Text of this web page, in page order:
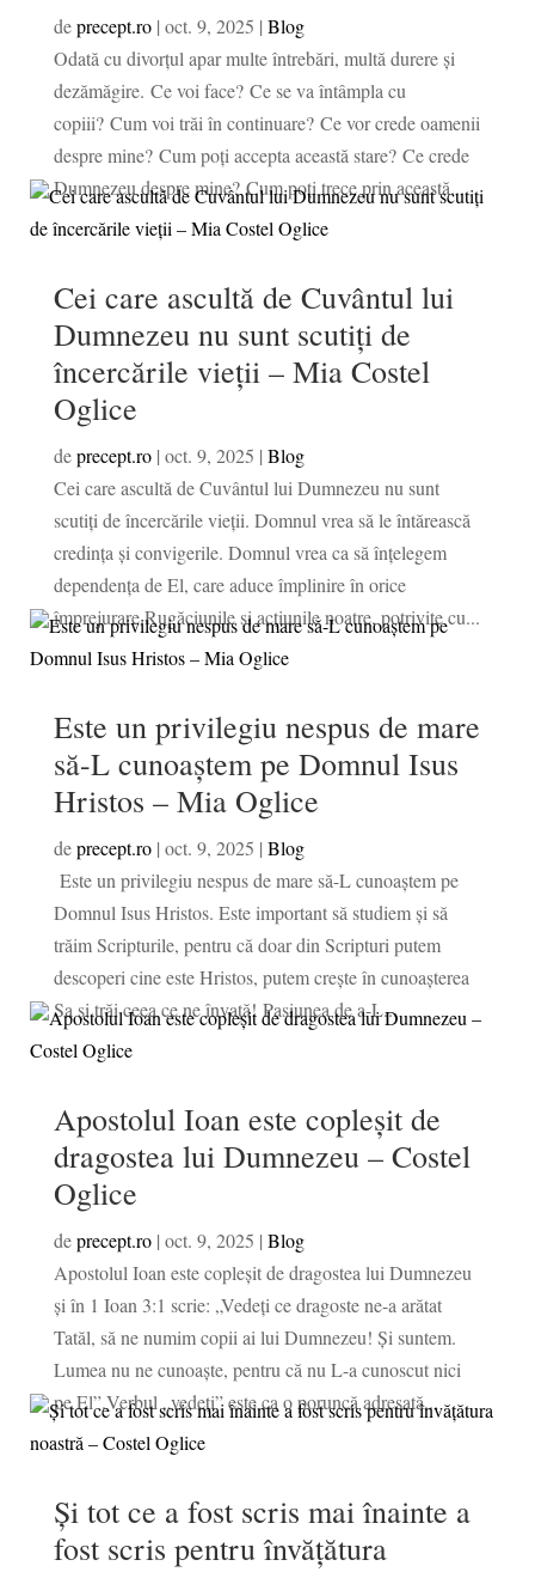
deprecept.ro| oct. 9, 2025 | Blog
Odată cu divorţul apar multe întrebări, multă durere şi
dezămăgire. Ce voi face? Ce se va întâmpla cu
copiii? Cum voi trăi în continuare? Ce vor crede oamenii
despre mine? Cum poţi accepta această stare? Ce crede
Dumnezeu despre mine? Cum poţi trece prin această...
Cei care ascultă de Cuvântul lui
Dumnezeu nu sunt scutiți de
încercările vieții – Mia Costel
Oglice
deprecept.ro| oct. 9, 2025 | Blog
Cei care ascultă de Cuvântul lui Dumnezeu nu sunt
scutiți de încercările vieții. Domnul vrea să le întărească
credința și convigerile. Domnul vrea ca să înțelegem
dependența de El, care aduce împlinire în orice
împrejurare.Rugăciunile și acțiunile noatre, potrivite cu...
Este un privilegiu nespus de mare
să-L cunoaștem pe Domnul Isus
Hristos – Mia Oglice
deprecept.ro| oct. 9, 2025 | Blog
Este un privilegiu nespus de mare să-L cunoaștem pe
Domnul Isus Hristos. Este important să studiem și să
trăim Scripturile, pentru că doar din Scripturi putem
descoperi cine este Hristos, putem crește în cunoașterea
Sa și trăi ceea ce ne învață! Pasiunea de a-L...
Apostolul Ioan este copleșit de
dragostea lui Dumnezeu – Costel
Oglice
deprecept.ro| oct. 9, 2025 | Blog
Apostolul Ioan este copleșit de dragostea lui Dumnezeu
şi în 1 Ioan 3:1 scrie: „Vedeţi ce dragoste ne-a arătat
Tatăl, să ne numim copii ai lui Dumnezeu! Şi suntem.
Lumea nu ne cunoaşte, pentru că nu L-a cunoscut nici
pe El”.Verbul „vedeți” este ca o poruncă adresată...
Și tot ce a fost scris mai înainte a
fost scris pentru învățătura